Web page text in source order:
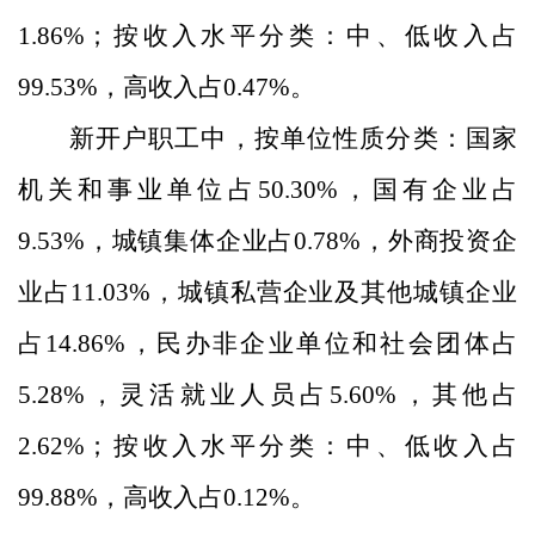
1.86% ； 按收入水平分类： 中、低收入占
99.53% ，高收入占0.47%。
新开户职工中， 按单位性质分类： 国家
机关和事业单位占 50.30% ，国有企业占
9.53% ，城镇集体企业占0.78% ，外商投资企
业占 11.03% ，城镇私营企业及其他城镇企业
占 14.86% ，民办非企业单位和社会团体占
5.28% ，灵活就业人员占 5.60% ，其他占
2.62% ； 按收入水平分类： 中、低收入占
99.88% ，高收入占0.12%。